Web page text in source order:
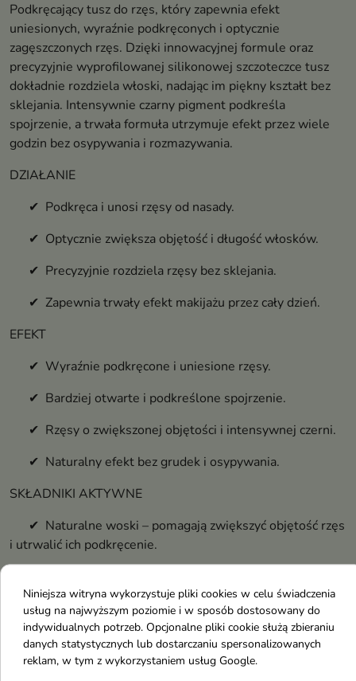
Podkręcający tusz do rzęs, który zapewnia efekt
uniesionych, wyraźnie podkręconych i optycznie
zagęszczonych rzęs. Dzięki innowacyjnej formule oraz
precyzyjnie wyprofilowanej silikonowej szczoteczce tusz
dokładnie rozdziela włoski, nadając im piękny kształt bez
sklejania. Intensywnie czarny pigment podkreśla
spojrzenie, a trwała formuła utrzymuje efekt przez wiele
godzin bez osypywania i rozmazywania.
DZIAŁANIE
✔ Podkręca i unosi rzęsy od nasady.
✔ Optycznie zwiększa objętość i długość włosków.
✔ Precyzyjnie rozdziela rzęsy bez sklejania.
✔ Zapewnia trwały efekt makijażu przez cały dzień.
EFEKT
✔ Wyraźnie podkręcone i uniesione rzęsy.
✔ Bardziej otwarte i podkreślone spojrzenie.
✔ Rzęsy o zwiększonej objętości i intensywnej czerni.
✔ Naturalny efekt bez grudek i osypywania.
SKŁADNIKI AKTYWNE
✔ Naturalne woski – pomagają zwiększyć objętość rzęs
i utrwalić ich podkręcenie.
makijażu i elastyczność formuły.
✔ Intensywne pigmenty – zapewniają głęboki, czarny
kolor.
Niniejsza witryna wykorzystuje pliki cookies w celu świadczenia
usług na najwyższym poziomie i w sposób dostosowany do
indywidualnych potrzeb. Opcjonalne pliki cookie służą zbieraniu
danych statystycznych lub dostarczaniu spersonalizowanych
reklam, w tym z wykorzystaniem usług Google.